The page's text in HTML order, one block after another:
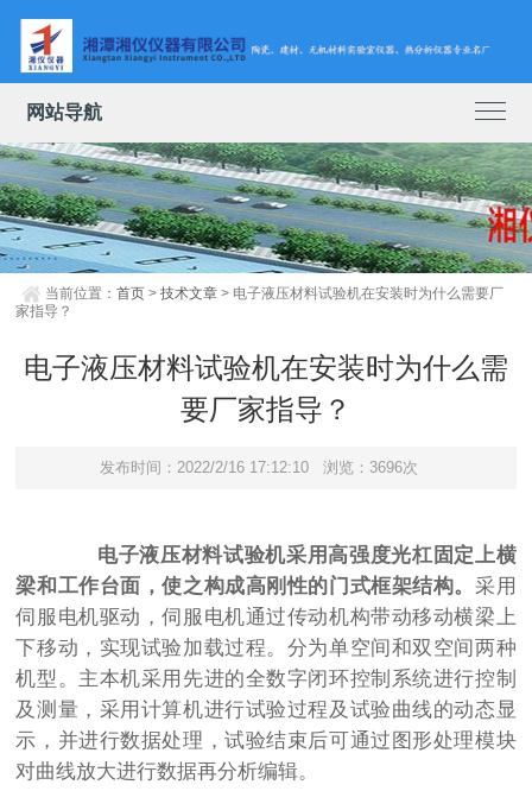
网站导航
当前位置：首页 >技术文章 > 电子液压材料试验机在安装时为什么需要厂
家指导？
电子液压材料试验机在安装时为什么需
要厂家指导？
发布时间：2022/2/16 17:12:10 浏览：3696次
电子液压材料试验机采用高强度光杠固定上横
梁和工作台面，使之构成高刚性的门式框架结构。 采用
伺服电机驱动，伺服电机通过传动机构带动移动横梁上
下移动，实现试验加载过程。分为单空间和双空间两种
机型。主本机采用先进的全数字闭环控制系统进行控制
及测量，采用计算机进行试验过程及试验曲线的动态显
示，并进行数据处理，试验结束后可通过图形处理模块
对曲线放大进行数据再分析编辑。